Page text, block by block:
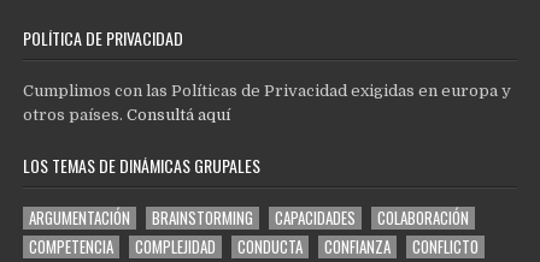
POLÍTICA DE PRIVACIDAD
Cumplimos con las Políticas de Privacidad exigidas en europa y
otros países.Consultá aquí
LOS TEMAS DE DINÁMICAS GRUPALES
ARGUMENTACIÓN BRAINSTORMING CAPACIDADES
COLABORACIÓN
COMPETENCIA
COMPLEJIDAD CONDUCTA CONFIANZA
CONFLICTO